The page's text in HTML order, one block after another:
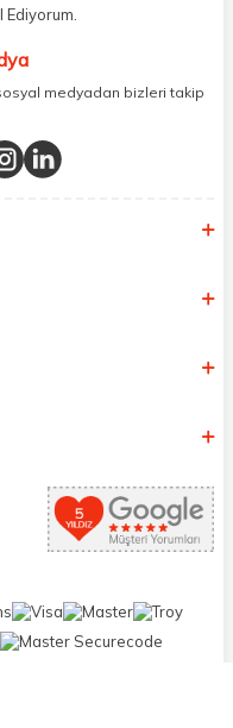
bir dünya
Ediyorum.
medyadan bizleri takip